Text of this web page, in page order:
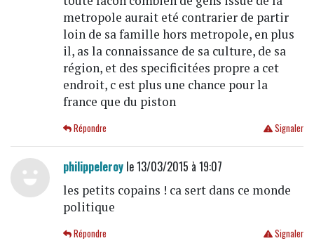
metropole aurait eté contrarier de partir
loin de sa famille hors metropole, en plus
il, as la connaissance de sa culture, de sa
région, et des specificitées propre a cet
endroit, c est plus une chance pour la
france que du piston
Signaler
Répondre
philippeleroyle 13/03/2015 à 19:07
les petits copains ! ca sert dans ce monde
politique
Signaler
Répondre